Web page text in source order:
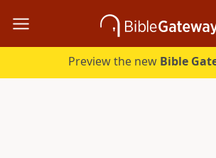
Preview the new Bible